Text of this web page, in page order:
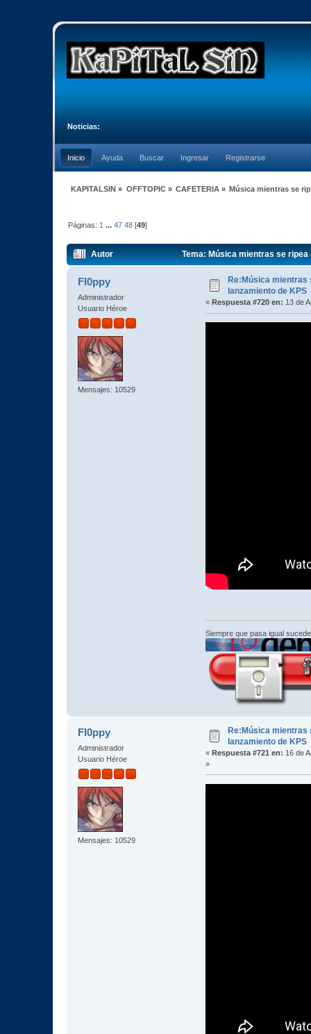
Noticias:
Inicio Ayuda Buscar Ingresar Registrarse
KAPITALSIN » OFFTOPIC» CAFETERIA» Música mientras se
Páginas: 1 ...47 48 [49]
Autor Tema: Música mientras se
Fl0ppy
Administrador
Usuario Héroe
Mensajes: 10529
Re:Música mientras
lanzamiento de KPS
« Respuesta #720 en: 13 de
Siempre que pasa igual
Fl0ppy
Administrador
Usuario Héroe
Mensajes: 10529
Re:Música mientras
lanzamiento de KPS
« Respuesta #721 en: 16 de
»